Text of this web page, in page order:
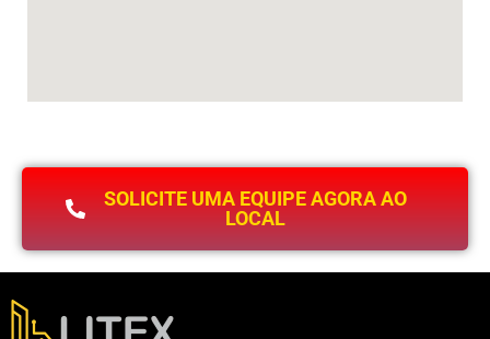
SOLICITE UMA EQUIPE AGORA AO
LOCAL